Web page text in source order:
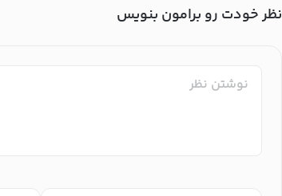
نظر خودت رو برامون بنویس